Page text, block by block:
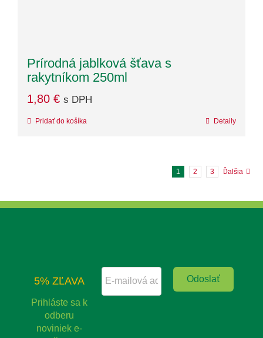
Prírodná jablková šťava s
rakytníkom 250ml
1,80 € s DPH
Pridať do košíka Detaily
1 2 3 Ďalšia
5% ZĽAVA
Prihláste sa k
odberu
noviniek e-